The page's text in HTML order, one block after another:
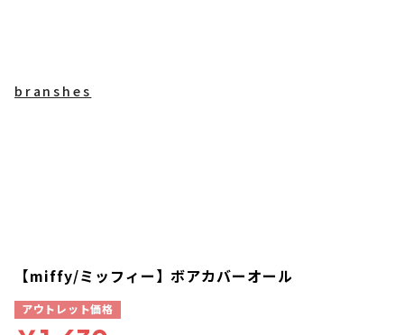
branshes
【miffy/ミッフィー】ボアカバーオール
アウトレット価格